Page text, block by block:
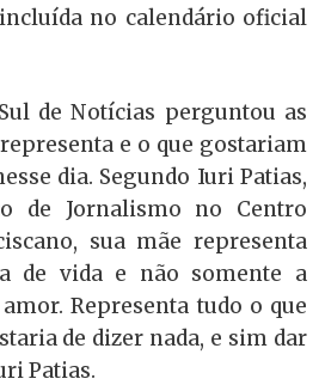
no calendário oficial
de Notícias perguntou as
e o que gostariam
dia. Segundo Iuri Patias,
de Jornalismo no Centro
sua mãe representa
de vida e não somente a
Representa tudo o que
de dizer nada, e sim dar
Patias.